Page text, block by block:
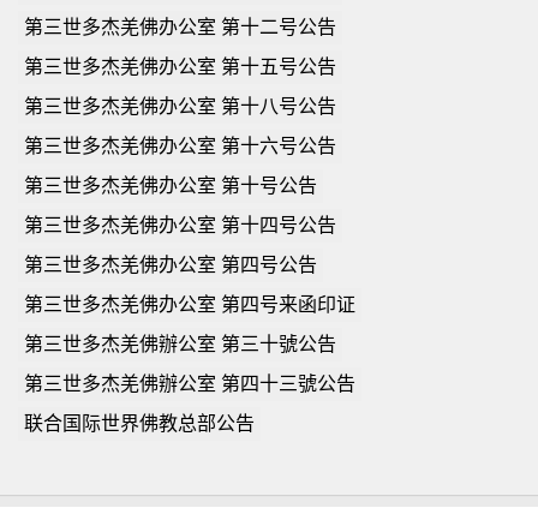
第三世多杰羌佛办公室 第十二号公告
第三世多杰羌佛办公室 第十五号公告
第三世多杰羌佛办公室 第十八号公告
第三世多杰羌佛办公室 第十六号公告
第三世多杰羌佛办公室 第十号公告
第三世多杰羌佛办公室 第十四号公告
第三世多杰羌佛办公室 第四号公告
第三世多杰羌佛办公室 第四号来函印证
第三世多杰羌佛辦公室 第三十號公告
第三世多杰羌佛辦公室 第四十三號公告
联合国际世界佛教总部公告